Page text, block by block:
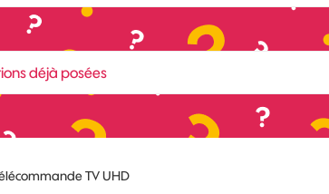
TV UHD